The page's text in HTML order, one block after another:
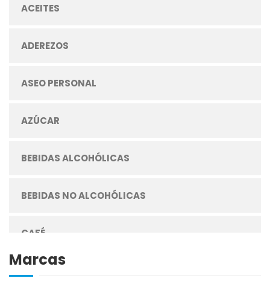
ACEITES
ADEREZOS
ASEO PERSONAL
AZÚCAR
BEBIDAS ALCOHÓLICAS
BEBIDAS NO ALCOHÓLICAS
CAFÉ
Marcas